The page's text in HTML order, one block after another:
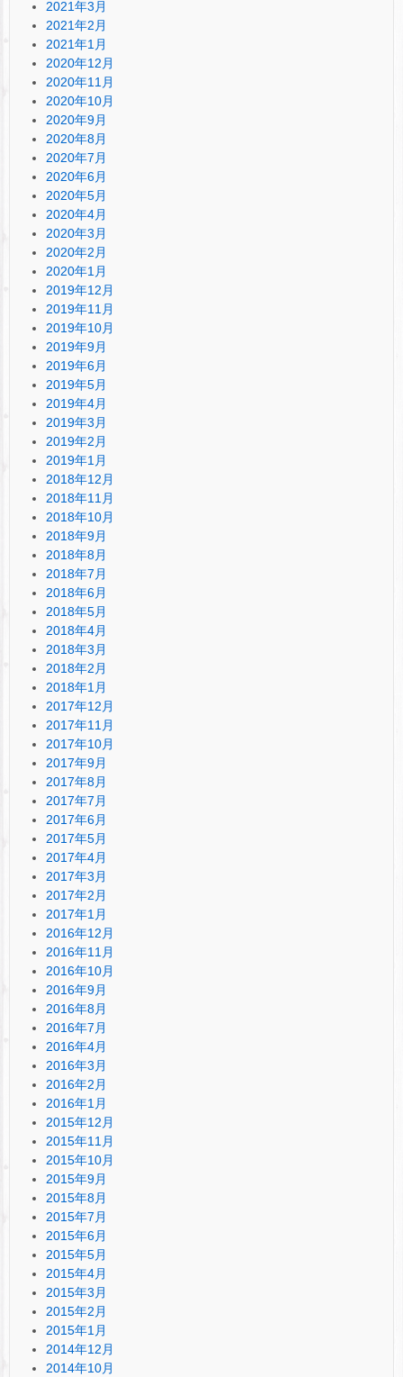
2021年3月
2021年2月
2021年1月
2020年12月
2020年11月
2020年10月
2020年9月
2020年8月
2020年7月
2020年6月
2020年5月
2020年4月
2020年3月
2020年2月
2020年1月
2019年12月
2019年11月
2019年10月
2019年9月
2019年6月
2019年5月
2019年4月
2019年3月
2019年2月
2019年1月
2018年12月
2018年11月
2018年10月
2018年9月
2018年8月
2018年7月
2018年6月
2018年5月
2018年4月
2018年3月
2018年2月
2018年1月
2017年12月
2017年11月
2017年10月
2017年9月
2017年8月
2017年7月
2017年6月
2017年5月
2017年4月
2017年3月
2017年2月
2017年1月
2016年12月
2016年11月
2016年10月
2016年9月
2016年8月
2016年7月
2016年4月
2016年3月
2016年2月
2016年1月
2015年12月
2015年11月
2015年10月
2015年9月
2015年8月
2015年7月
2015年6月
2015年5月
2015年4月
2015年3月
2015年2月
2015年1月
2014年12月
2014年10月